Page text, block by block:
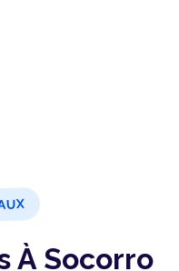
À Socorro